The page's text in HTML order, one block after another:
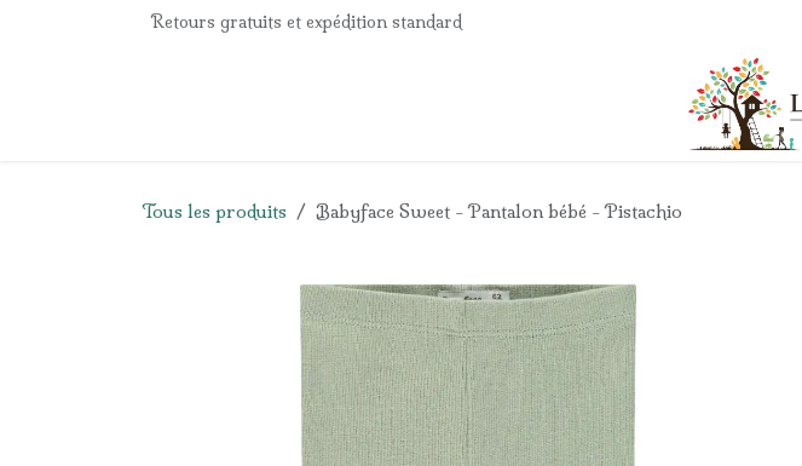
Se rendre au contenuRetours gratuits et expédition standard
Contact
Tous les produits Babyface Sweet - Pantalon bébé - Pistachio